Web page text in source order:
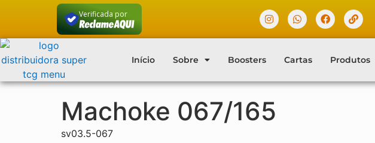
Verificada por
Início Sobre Boosters Cartas Produtos
Machoke 067/165
sv03.5-067